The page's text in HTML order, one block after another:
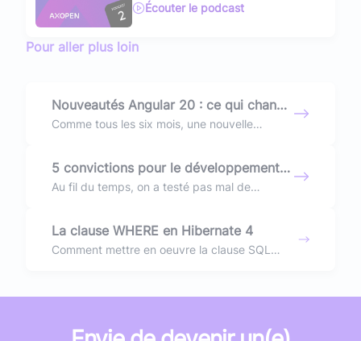
Écouter le podcast
Pour aller plus loin
Nouveautés Angular 20 : ce qui change
vraiment pour les développeurs
Comme tous les six mois, une nouvelle
fois, c’est Angular 20 qui débarque ! Un an
après la publication de notre article sur
les impacts possibles sur vos projets.
5 convictions pour le développement
d'application web
Au fil du temps, on a testé pas mal de
tests ratés, on a pu bâtir et faire évoluer nos
convictions dans le domaine du
La clause WHERE en Hibernate 4
Comment mettre en oeuvre la clause SQL